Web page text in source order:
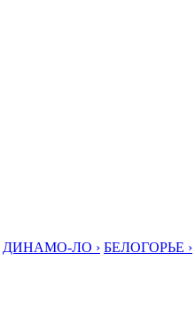
ДИНАМО-ЛО › БЕЛОГОРЬЕ ›